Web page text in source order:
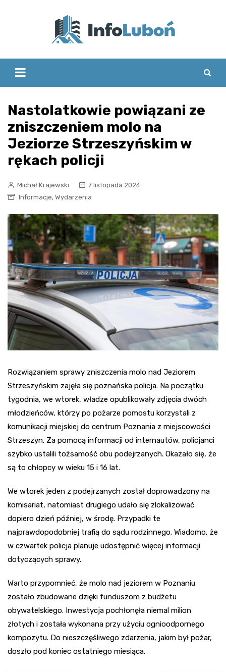
Nastolatkowie powiązani ze
zniszczeniem molo na
Jeziorze Strzeszyńskim w
rękach policji
Michał Krajewski
7 listopada 2024
Informacje, Wydarzenia
Rozwiązaniem sprawy zniszczenia molo nad Jeziorem
Strzeszyńskim zajęła się poznańska policja. Na początku
tygodnia, we wtorek, władze opublikowały zdjęcia dwóch
młodzieńców, którzy po pożarze pomostu korzystali z
komunikacji miejskiej do centrum Poznania z miejscowości
Strzeszyn. Za pomocą informacji od internautów, policjanci
szybko ustalili tożsamość obu podejrzanych. Okazało się, że
są to chłopcy w wieku 15 i 16 lat.
We wtorek jeden z podejrzanych został doprowadzony na
komisariat, natomiast drugiego udało się zlokalizować
dopiero dzień później, w środę. Przypadki te
najprawdopodobniej trafią do sądu rodzinnego. Wiadomo, że
w czwartek policja planuje udostępnić więcej informacji
dotyczących sprawy.
Warto przypomnieć, że molo nad jeziorem w Poznaniu
zostało zbudowane dzięki funduszom z budżetu
obywatelskiego. Inwestycja pochłonęła niemal milion
złotych i została wykonana przy użyciu ognioodpornego
kompozytu. Do nieszczęśliwego zdarzenia, jakim był pożar,
doszło pod koniec ostatniego miesiąca.